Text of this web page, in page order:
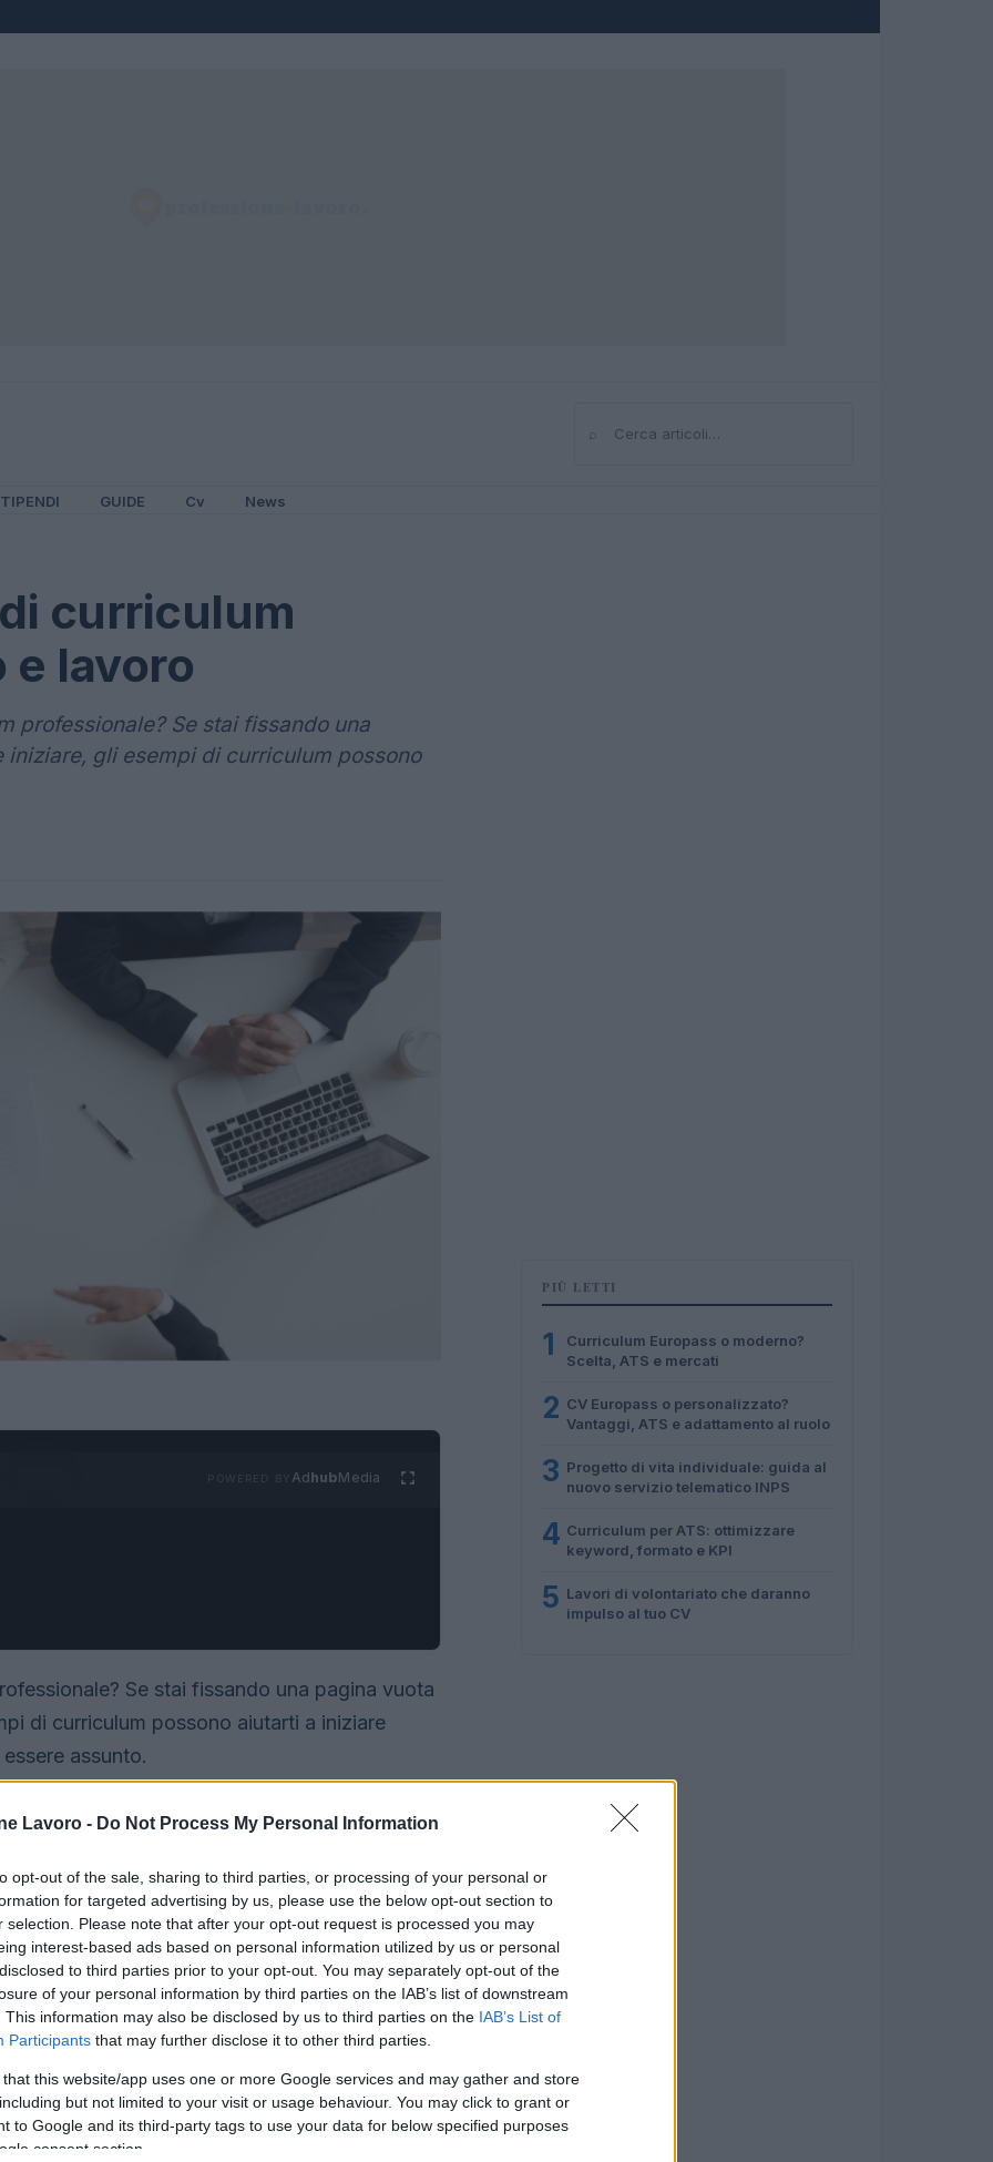
Lavoro - Do Not Process My Personal Information
opt-out of the sale, sharing to third parties, or processing of your personal or
for targeted advertising by us, please use the below opt-out section to
selection. Please note that after your opt-out request is processed you may
interest-based ads based on personal information utilized by us or personal
to third parties prior to your opt-out. You may separately opt-out of the
of your personal information by third parties on the IAB’s list of downstream
This information may also be disclosed by us to third parties on the IAB’s List of
Participants that may further disclose it to other third parties.
that this website/app uses one or more Google services and may gather and store
but not limited to your visit or usage behaviour. You may click to grant or
to Google and its third-party tags to use your data for below specified purposes
consent section.
⌕Cerca
GUIDE Cv News
curriculum
lavoro
professionale? Se stai fissando una
gli esempi di curriculum possono
AdhubMedia
Se stai fissando una pagina vuota
di curriculum possono aiutarti a iniziare
assunto.
PIÙ LETTI
1
Curriculum Europass o moderno?
Scelta, ATS e mercati
2 CV Europass o personalizzato?
Vantaggi, ATS e adattamento al ruolo
3 Progetto di vita individuale: guida al
nuovo servizio telematico INPS
4 Curriculum per ATS: ottimizzare
keyword, formato e KPI
5 Lavori di volontariato che daranno
impulso al tuo CV